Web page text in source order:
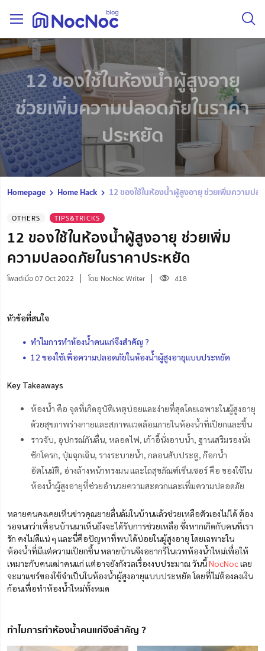
12 ของใช้ในห้องน้ำผู้สูงอายุ
ช่วยเพิ่มความปลอดภัยในราคา
ประหยัด
Homepage Home Hack 12 ของใช้ในห้องน้ำผู้สูงอายุ ช่วยเพิ่มความปล
OTHERS TIPS&TRICKS
12 ของใช้ในห้องน้ำผู้สูงอายุ ช่วยเพิ่ม
ความปลอดภัยในราคาประหยัด
โพสต์เมื่อ 07 Oct 2022 โดย NocNoc Writer 418
หัวข้อที่สนใจ
ทำไมการทำห้องน้ำคนแก่จึงสำคัญ ?
12 ของใช้เพื่อความปลอดภัยในห้องน้ำผู้สูงอายุแบบประหยัด
Key Takeaways
ห้องน้ำ คือ จุดที่เกิดอุบัติเหตุบ่อยและง่ายที่สุดโดยเฉพาะในผู้สูงอายุ
ด้วยสุขภาพร่างกายและสภาพแวดล้อมภายในห้องน้ำที่เปียกและชื้น
ราวจับ, อุปกรณ์กันลื่น, หลอดไฟ, เก้าอี้นั่งอาบน้ำ, ฐานเสริมรองนั่ง
ชักโครก, ปุ่มฉุกเฉิน, รางระบายน้ำ, กลอนสับประตู, ก๊อกน้ำ
อัตโนมัติ, อ่างล้างหน้าทรงมน และโถสุขภัณฑ์เซ็นเซอร์ คือ ของใช้ใน
ห้องน้ำผู้สูงอายุที่ช่วยอำนวยความสะดวกและเพิ่มความปลอดภัย
หลายคนคงเคยเห็นข่าวคุณยายลื่นล้มในบ้านแล้วช่วยเหลือตัวเองไม่ได้ ต้อง
รอจนกว่าเพื่อนบ้านมาเห็นถึงจะได้รับการช่วยเหลือ ซึ่งหากเกิดกับคนที่เรา
รัก คงไม่ดีแน่ ๆ และนี่คือปัญหาที่พบได้บ่อยในผู้สูงอายุ โดยเฉพาะใน
ห้องน้ำที่มีแต่ความเปียกชื้น หลายบ้านจึงอยากรีโนเวทห้องน้ำใหม่เพื่อให้
เหมาะกับคนเฒ่าคนแก่ แต่อาจยังกังวลเรื่องงบประมาณ วันนี้NocNocเลย
จะมาแชร์ของใช้จำเป็นในห้องน้ำผู้สูงอายุแบบประหยัด โดยที่ไม่ต้องลงเงิน
ก้อนเพื่อทำห้องน้ำใหม่ทั้งหมด
ทำไมการทำห้องน้ำคนแก่จึงสำคัญ ?